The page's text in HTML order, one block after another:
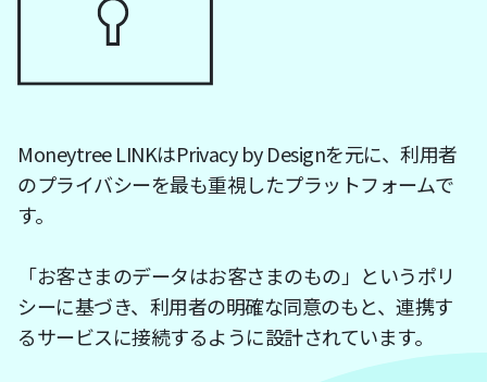
Moneytree LINKはPrivacy by Designを元に、利用者
のプライバシーを最も重視したプラットフォームで
す。
「お客さまのデータはお客さまのもの」というポリ
シーに基づき、利用者の明確な同意のもと、連携す
るサービスに接続するように設計されています。